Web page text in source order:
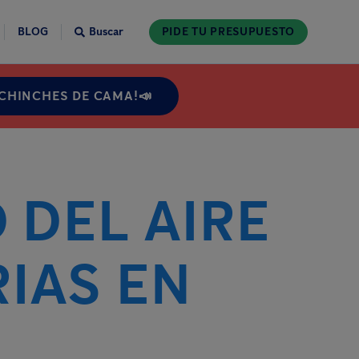
BLOG Buscar PIDE TU PRESUPUESTO
DE CAMA!📣
AIRE
EN